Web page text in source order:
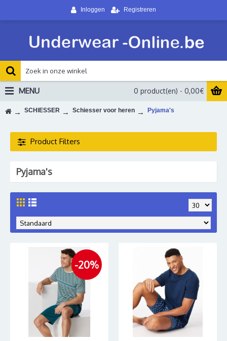
Inloggen Registreren
0 product(en) - 0,00€
MENU
SCHIESSER Schiesser voor heren Pyjama's
Product Filters
Pyjama's
-20%